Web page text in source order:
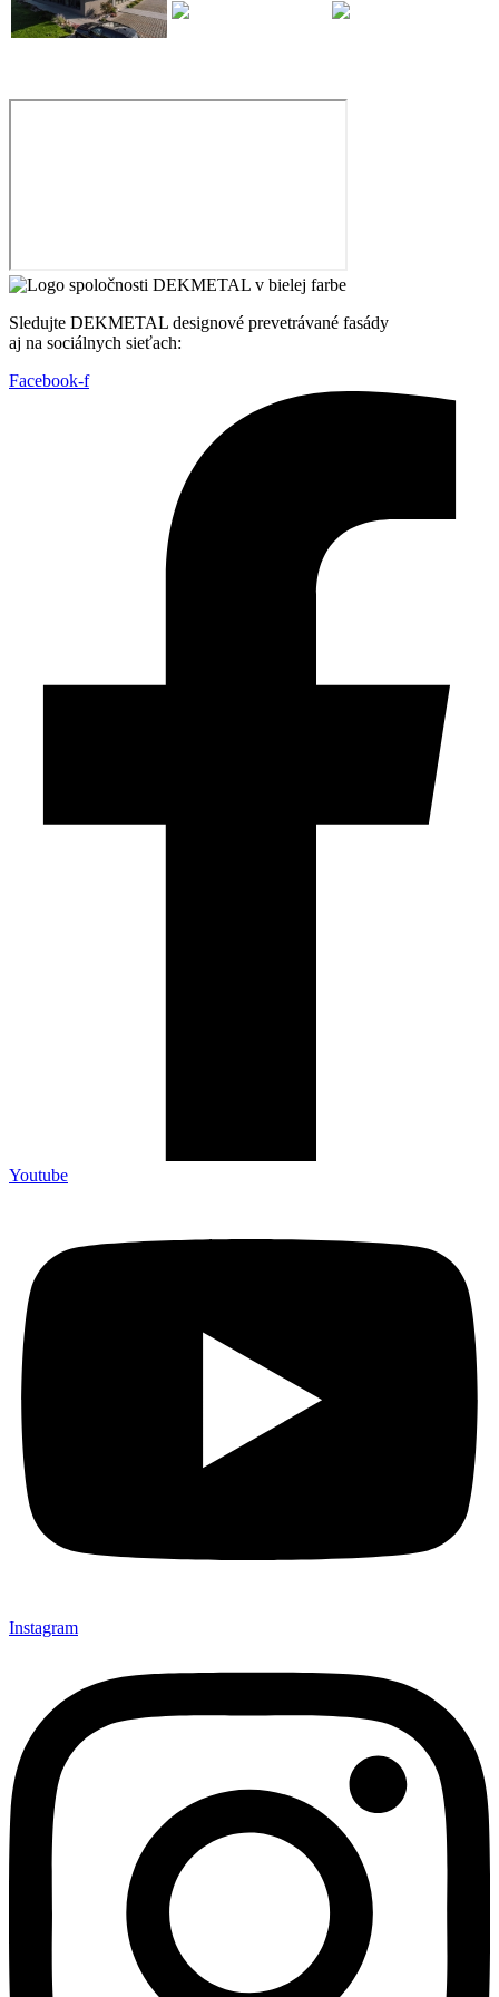
Sledujte DEKMETAL designové prevetrávané fasády
aj na sociálnych sieťach:
Facebook-f
Youtube
Instagram